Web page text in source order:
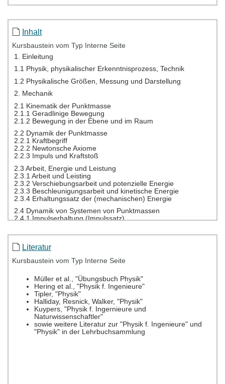
Inhalt
Kursbaustein vom Typ Interne Seite
Literatur
Kursbaustein vom Typ Interne Seite